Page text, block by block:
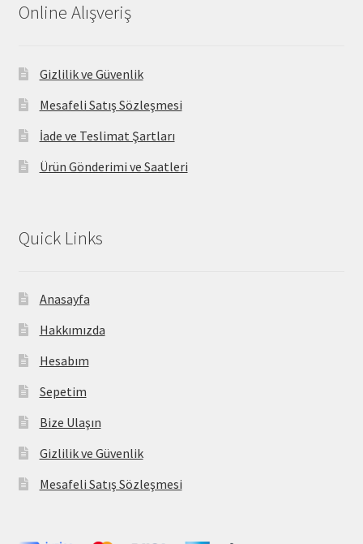
Online Alışveriş
Gizlilik ve Güvenlik
Mesafeli Satış Sözleşmesi
İade ve Teslimat Şartları
Ürün Gönderimi ve Saatleri
Quick Links
Anasayfa
Hakkımızda
Hesabım
Sepetim
Bize Ulaşın
Gizlilik ve Güvenlik
Mesafeli Satış Sözleşmesi